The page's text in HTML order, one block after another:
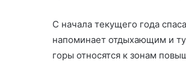
С начала текущего года
напоминает отдыхающим и
горы относятся к зонам